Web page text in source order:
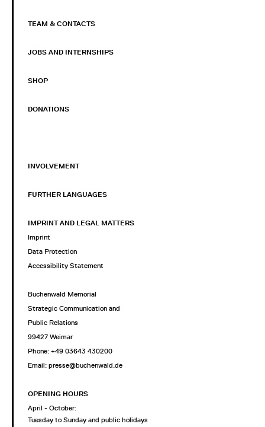
TEAM & CONTACTS
JOBS AND INTERNSHIPS
SHOP
DONATIONS
INVOLVEMENT
FURTHER LANGUAGES
IMPRINT AND LEGAL MATTERS
Imprint
Data Protection
Accessibility Statement
Buchenwald Memorial
Strategic Communication and
Public Relations
99427 Weimar
Phone: +49 03643 430200
Email: presse@buchenwald.de
OPENING HOURS
April - October:
Tuesday to Sunday and public holidays